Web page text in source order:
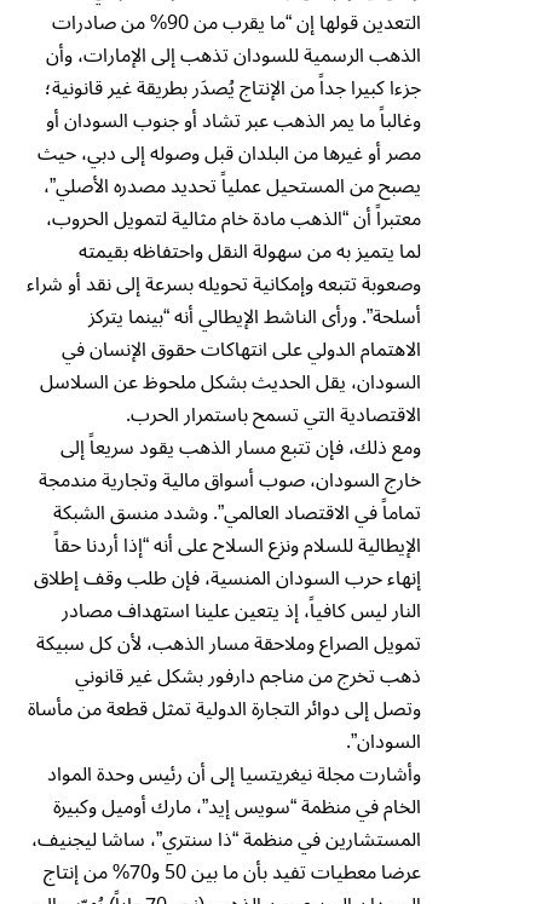
التعدين قولها إن “ما يقرب من 90% من صادرات
الذهب الرسمية للسودان تذهب إلى الإمارات، وأن
جزءا كبيرا جداً من الإنتاج يُصدَر بطريقة غير قانونية؛
وغالباً ما يمر الذهب عبر تشاد أو جنوب السودان أو
مصر أو غيرها من البلدان قبل وصوله إلى دبي، حيث
يصبح من المستحيل عملياً تحديد مصدره الأصلي”،
معتبراً أن “الذهب مادة خام مثالية لتمويل الحروب،
لما يتميز به من سهولة النقل واحتفاظه بقيمته
وصعوبة تتبعه وإمكانية تحويله بسرعة إلى نقد أو شراء
أسلحة”. ورأى الناشط الإيطالي أنه “بينما يتركز
الاهتمام الدولي على انتهاكات حقوق الإنسان في
السودان، يقل الحديث بشكل ملحوظ عن السلاسل
الاقتصادية التي تسمح باستمرار الحرب.
ومع ذلك، فإن تتبع مسار الذهب يقود سريعاً إلى
خارج السودان، صوب أسواق مالية وتجارية مندمجة
تماماً في الاقتصاد العالمي”. وشدد منسق الشبكة
الإيطالية للسلام ونزع السلاح على أنه “إذا أردنا حقاً
إنهاء حرب السودان المنسية، فإن طلب وقف إطلاق
النار ليس كافياً، إذ يتعين علينا استهداف مصادر
تمويل الصراع وملاحقة مسار الذهب، لأن كل سبيكة
ذهب تخرج من مناجم دارفور بشكل غير قانوني
وتصل إلى دوائر التجارة الدولية تمثل قطعة من مأساة
السودان”.
وأشارت مجلة نيغريتسيا إلى أن رئيس وحدة المواد
الخام في منظمة “سويس إيد”، مارك أوميل وكبيرة
المستشارين في منظمة “ذا سنتري”، ساشا ليجنيف،
عرضا معطيات تفيد بأن ما بين 50 و70% من إنتاج